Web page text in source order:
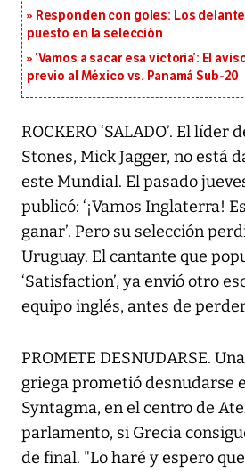
Responden con goles: Los
puesto en la selección
‘Vamos a sacar esa victoria’: El
previo al México vs. Panamá Sub-20
ROCKERO ‘SALADO’. El líder
Stones, Mick Jagger, no está
este Mundial. El pasado
publicó: ‘¡Vamos Inglaterra!
ganar’. Pero su selección
Uruguay. El cantante que
‘Satisfaction’, ya envió otro
equipo inglés, antes de
PROMETE DESNUDARSE.
griega prometió desnudarse
Syntagma, en el centro de
parlamento, si Grecia
de final. "Lo haré y espero